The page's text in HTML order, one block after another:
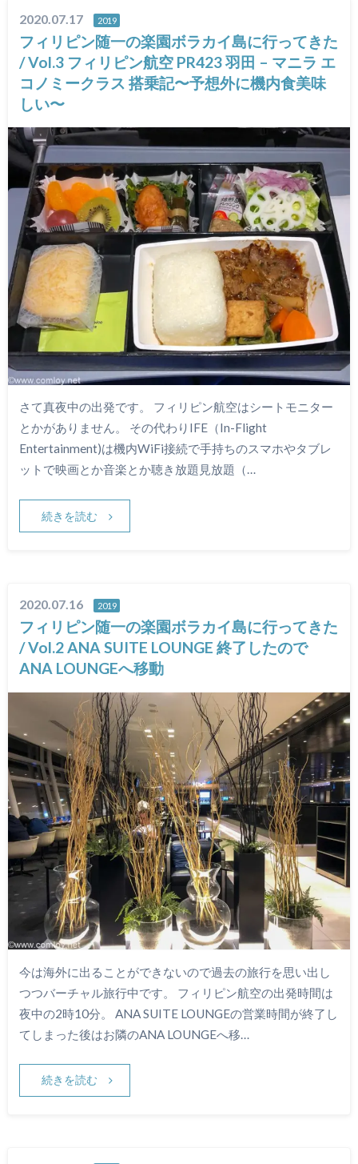
2020.07.17 2019
フィリピン随一の楽園ボラカイ島に行ってきた
/ Vol.3 フィリピン航空 PR423 羽田 – マニラ エ
コノミークラス 搭乗記〜予想外に機内食美味
しい〜
さて真夜中の出発です。 フィリピン航空はシートモニター
とかがありません。 その代わりIFE（In-Flight
Entertainment)は機内WiFi接続で手持ちのスマホやタブレ
ットで映画とか音楽とか聴き放題見放題（…
続きを読む
2020.07.16 2019
フィリピン随一の楽園ボラカイ島に行ってきた
/ Vol.2 ANA SUITE LOUNGE 終了したので
ANA LOUNGEへ移動
今は海外に出ることができないので過去の旅行を思い出し
つつバーチャル旅行中です。 フィリピン航空の出発時間は
夜中の2時10分。 ANA SUITE LOUNGEの営業時間が終了し
てしまった後はお隣のANA LOUNGEへ移…
続きを読む